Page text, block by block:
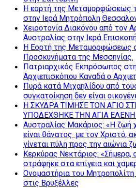
Η εορτή της Μεταμορφώσεως
στην Ιερά Μητρόπολη
Χειροτονία Διακόνου από τον
Αυστραλίας στην Ιερά
Η Εορτή της Μεταμορφώσεως
Προσκυνήματα της Μεσσηνίας.
Πατριαρχικός Εκπρόσωπος
Αρχιεπισκόπου Καναδά ο
Πυρά κατά Μιχαηλίδου από
συγκατοίκηση δεν είναι
Η ΣΚΥΔΡΑ ΤΙΜΗΣΕ ΤΟΝ ΑΓΙΟ
ΥΠΟΔΕΧΘΗΚΕ ΤΗΝ ΑΓΙΑ ΕΛΕΝΗ
Αυστραλίας Μακάριος: «Η ζωή
είναι θάνατος· με τον Χριστό,
γίνεται πύλη προς την αιώνια
Κερκύρας Νεκτάριος: «Σήμερα,
στράφηκε στα επίγεια και
Ονομαστήρια του Μητροπολίτη
στις Βρυξέλλες